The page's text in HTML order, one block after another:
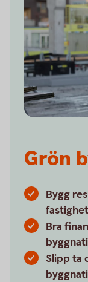
Grön
Bygg
Bra
Slipp ta